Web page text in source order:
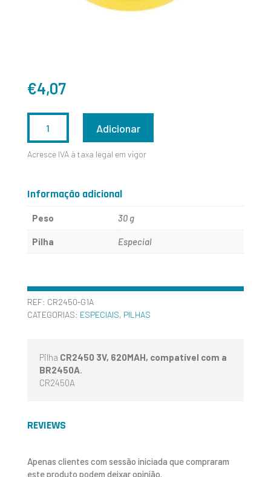
€4,07
DE
Adicionar
Acresce IVA à taxa legal em vigor
Informação adicional
Peso 30 g
Pilha Especial
REF: CR2450-G1A
CATEGORIAS: ESPECIAIS, PILHAS
Pilha CR2450 3V, 620MAH, compatível com a
BR2450A.
CR2450A
REVIEWS
Apenas clientes com sessão iniciada que compraram
este produto podem deixar opinião.